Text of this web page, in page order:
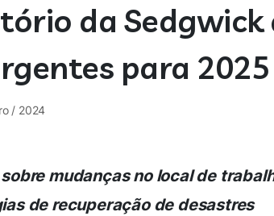
da
para 2025
/ 2024
mudanças no local de
de recuperação de desastres